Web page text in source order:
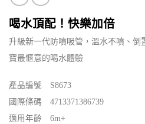
喝水頂配！快樂加倍
升級新一代防噴吸管，溫水不噴、倒
寶最愜意的喝水體驗
產品編號 S8673
國際條碼 4713371386739
適用年齡 6m+